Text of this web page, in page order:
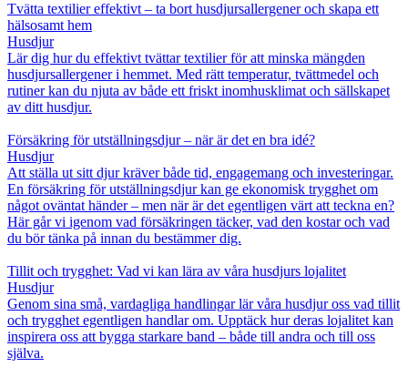
Tvätta textilier effektivt – ta bort husdjursallergener och skapa ett
hälsosamt hem
Husdjur
Lär dig hur du effektivt tvättar textilier för att minska mängden
husdjursallergener i hemmet. Med rätt temperatur, tvättmedel och
rutiner kan du njuta av både ett friskt inomhusklimat och sällskapet
av ditt husdjur.
Försäkring för utställningsdjur – när är det en bra idé?
Husdjur
Att ställa ut sitt djur kräver både tid, engagemang och investeringar.
En försäkring för utställningsdjur kan ge ekonomisk trygghet om
något oväntat händer – men när är det egentligen värt att teckna en?
Här går vi igenom vad försäkringen täcker, vad den kostar och vad
du bör tänka på innan du bestämmer dig.
Tillit och trygghet: Vad vi kan lära av våra husdjurs lojalitet
Husdjur
Genom sina små, vardagliga handlingar lär våra husdjur oss vad tillit
och trygghet egentligen handlar om. Upptäck hur deras lojalitet kan
inspirera oss att bygga starkare band – både till andra och till oss
själva.